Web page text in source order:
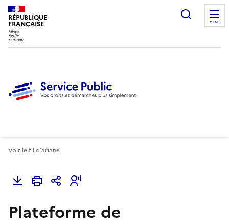
RÉPUBLIQUE
FRANÇAISE
Ouvrir
MENU
Voir le fil d'ariane
Plateforme de